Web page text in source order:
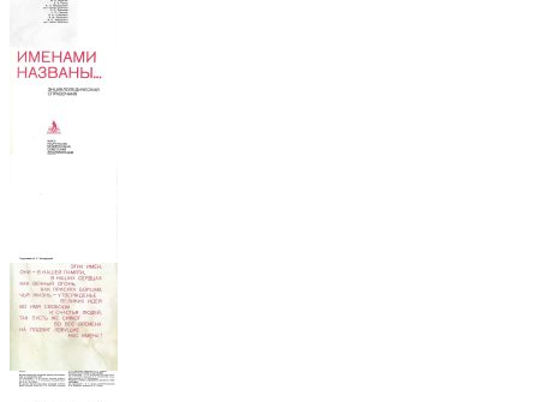
ix-imenami-
nazvany-2
ix-imenami-
nazvany-4
ix-imenami-